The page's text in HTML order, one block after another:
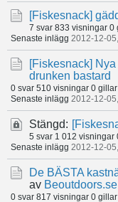
[Fiskesnack]
7 svar 833 visningar 0
Senaste inlägg 2012-12-
[Fiskesnack]
drunken bastard
0 svar 510 visningar 0 gillar
Senaste inlägg 2012-12-
Stängd:
5 svar 1 012 visningar
Senaste inlägg 2012-12-
De BÄSTA
av Beoutdoors.se
0 svar 817 visningar 0 gillar